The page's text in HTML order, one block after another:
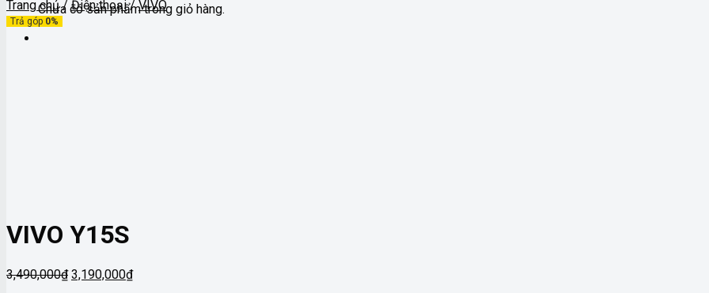
Chưa có sản phẩm trong giỏ hàng.
Trang chủ / Điện thoại / VIVO
Trả góp 0%
VIVO Y15S
3,490,000₫ Giá
3,190,000₫Giá